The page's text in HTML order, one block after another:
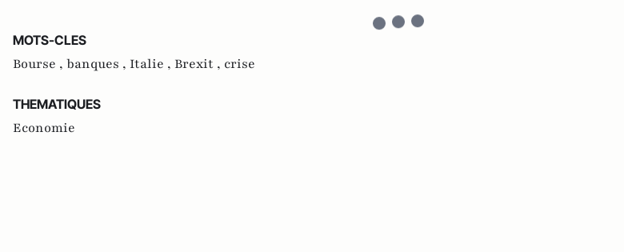
MOTS-CLES
Bourse , banques , Italie , Brexit , crise
THEMATIQUES
Economie